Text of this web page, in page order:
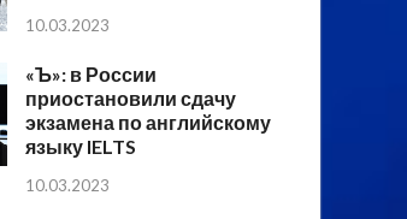
10.03.2023
«Ъ»: в России
приостановили сдачу
экзамена по английскому
языку IELTS
10.03.2023